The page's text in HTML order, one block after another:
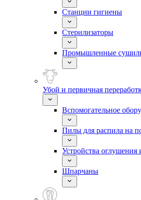
Станции гигиены
Стерилизаторы
Промышленные
Убой и первичная
Вспомогательное
Пилы для распила на
Устройства оглушения
Шпарчаны